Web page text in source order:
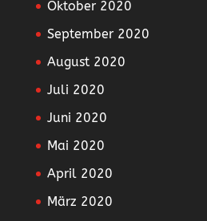
Oktober 2020
September 2020
August 2020
Juli 2020
Juni 2020
Mai 2020
April 2020
März 2020